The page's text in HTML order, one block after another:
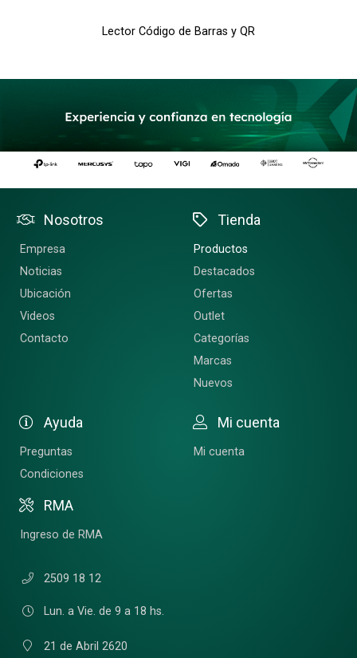
Lector Código de Barras y QR
Nosotros
Empresa
Noticias
Ubicación
Videos
Contacto
Tienda
Productos
Destacados
Ofertas
Outlet
Categorías
Marcas
Nuevos
Ayuda
Preguntas
Condiciones
RMA
Ingreso de RMA
Mi cuenta
Mi cuenta
2509 18 12
Lun. a Vie. de 9 a 18 hs.
21 de Abril 2620